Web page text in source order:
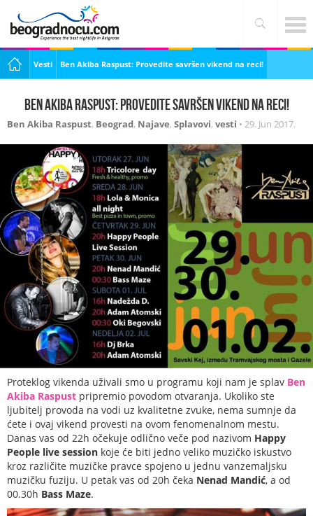
Vesti Ben Akiba Raspust: Provedite savršen vikend na reci!
Ben Akiba Raspust: Provedite savršen vikend na reci!
Ben Akiba Raspust, Beograd, Najave, Splavovi, vesti • 29. Jun 2017.
Proteklog vikenda uživali smo u programu koji nam je splav Ben
Akiba Raspust pripremio povodom otvaranja. Ukoliko ste
ljubitelj provoda na vodi uz kvalitetne zvuke, nema sumnje da
ćete i ovaj vikend provesti na ovom fenomenalnom mestu.
Danas vas od 22h očekuje odlično veče pod nazivom Happy
People live session koje će biti jedno veliko muzičko iskustvo
kroz različite muzičke pravce spojeno u jednu vanzemaljsku
muzičku fuziju. U petak vas od 20h čeka Nenad Mandić, a od
00.30h Bass Maze.